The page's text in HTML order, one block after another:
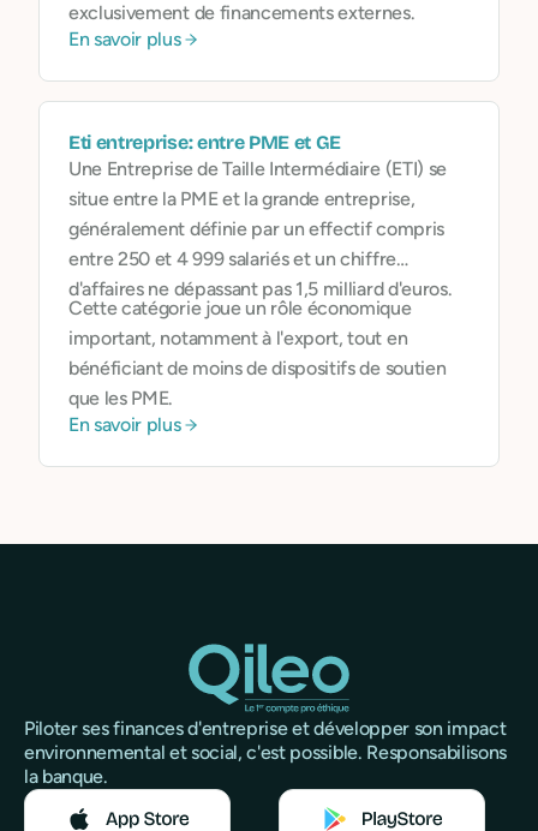
exclusivement de financements externes.
En savoir plus
Eti entreprise: entre PME et GE
Une Entreprise de Taille Intermédiaire (ETI) se
situe entre la PME et la grande entreprise,
généralement définie par un effectif compris
entre 250 et 4 999 salariés et un chiffre
d'affaires ne dépassant pas 1,5 milliard d'euros.
Cette catégorie joue un rôle économique
important, notamment à l'export, tout en
bénéficiant de moins de dispositifs de soutien
que les PME.
En savoir plus
Piloter ses finances d'entreprise et développer son impact
environnemental et social, c'est possible. Responsabilisons
la banque.